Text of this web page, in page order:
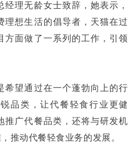
理无龄女士致辞，她表示，
想生活的倡导者，天猫在过
面做了一系列的工作，引领
希望通过在一个蓬勃向上的行
品类，让代餐轻食行业更健
推广代餐品类，还将与研发机
推动代餐轻食业务的发展。